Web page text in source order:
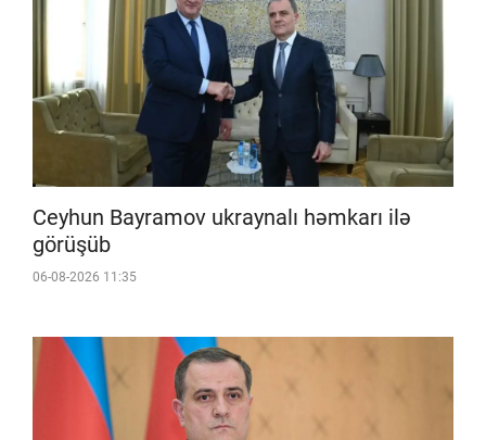
Ceyhun Bayramov ukraynalı həmkarı ilə
görüşüb
06-08-2026 11:35